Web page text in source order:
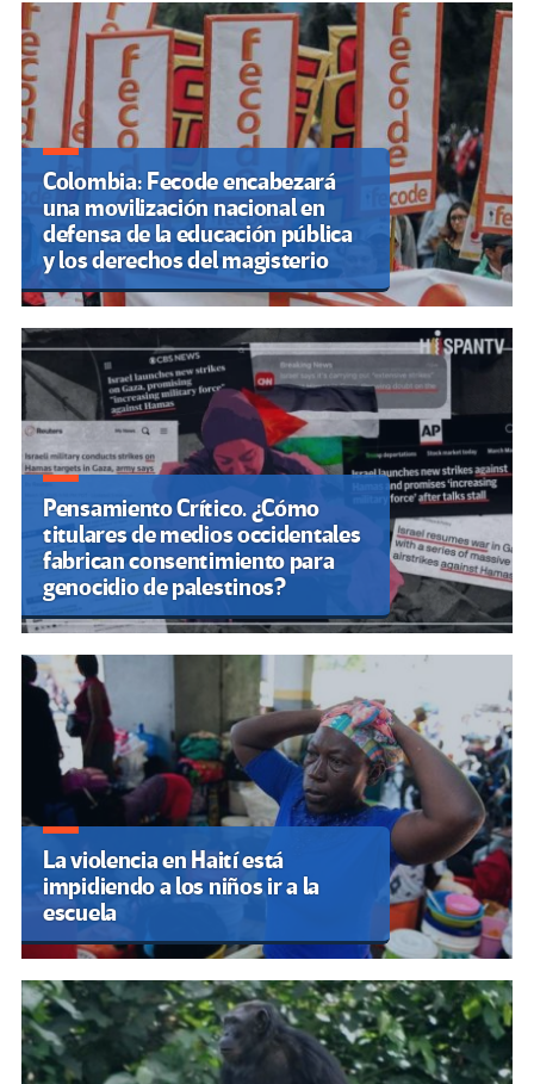
Colombia: Fecode encabezará
una movilización nacional en
defensa de la educación pública
y los derechos del magisterio
Pensamiento Crítico. ¿Cómo
titulares de medios occidentales
fabrican consentimiento para
genocidio de palestinos?
La violencia en Haití está
impidiendo a los niños ir a la
escuela